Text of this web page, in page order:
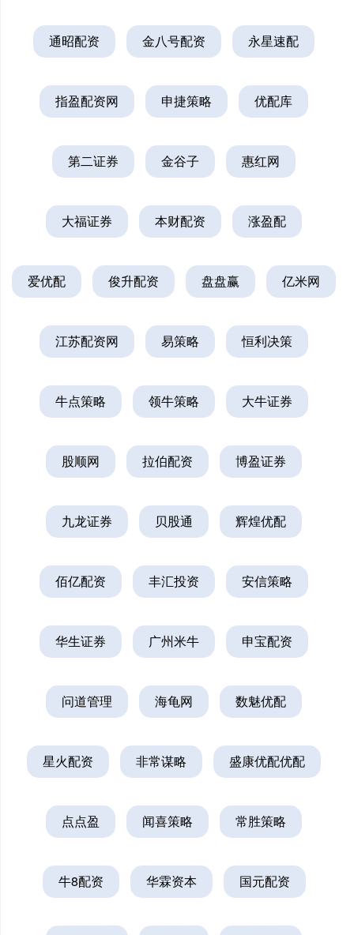
通昭配资 金八号配资 永星速配
指盈配资网 申捷策略 优配库
第二证券 金谷子 惠红网
大福证券 本财配资 涨盈配
爱优配 俊升配资 盘盘赢 亿米网
江苏配资网 易策略 恒利决策
牛点策略 领牛策略 大牛证券
股顺网 拉伯配资 博盈证券
九龙证券 贝股通 辉煌优配
佰亿配资 丰汇投资 安信策略
华生证券 广州米牛 申宝配资
问道管理 海龟网 数魅优配
星火配资 非常谋略 盛康优配优配
点点盈 闻喜策略 常胜策略
牛8配资 华霖资本 国元配资